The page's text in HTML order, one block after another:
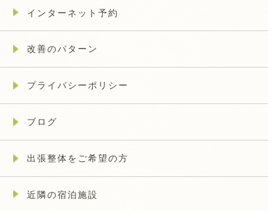
インターネット予約
改善のパターン
プライバシーポリシー
ブログ
出張整体をご希望の方
近隣の宿泊施設